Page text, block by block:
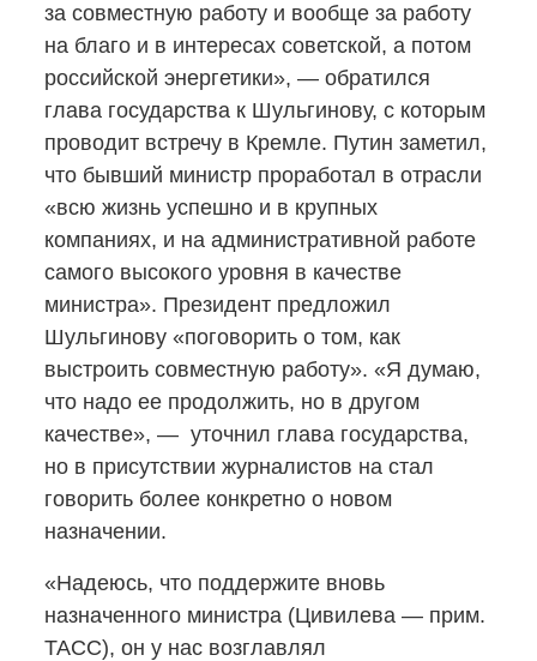
за совместную работу и вообще за работу
на благо и в интересах советской, а потом
российской энергетики», — обратился
глава государства к Шульгинову, с которым
проводит встречу в Кремле. Путин заметил,
что бывший министр проработал в отрасли
«всю жизнь успешно и в крупных
компаниях, и на административной работе
самого высокого уровня в качестве
министра». Президент предложил
Шульгинову «поговорить о том, как
выстроить совместную работу». «Я думаю,
что надо ее продолжить, но в другом
качестве», — уточнил глава государства,
но в присутствии журналистов на стал
говорить более конкретно о новом
назначении.
«Надеюсь, что поддержите вновь
назначенного министра (Цивилева — прим.
ТАСС), он у нас возглавлял